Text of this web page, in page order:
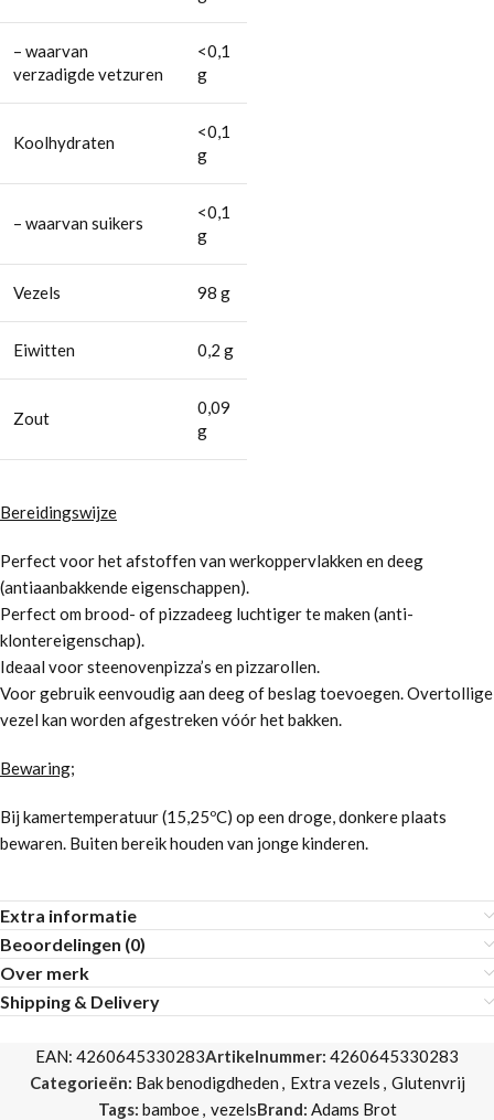
– waarvan
verzadigde vetzuren
<0,1
g
Koolhydraten
<0,1
g
– waarvan suikers
<0,1
g
Vezels 98 g
Eiwitten 0,2 g
Zout
0,09
g
Bereidingswijze
Perfect voor het afstoffen van werkoppervlakken en deeg
(antiaanbakkende eigenschappen).
Perfect om brood- of pizzadeeg luchtiger te maken (anti-
klontereigenschap).
Ideaal voor steenovenpizza’s en pizzarollen.
Voor gebruik eenvoudig aan deeg of beslag toevoegen. Overtollige
vezel kan worden afgestreken vóór het bakken.
Bewaring;
Bij kamertemperatuur (15,25ºC) op een droge, donkere plaats
bewaren. Buiten bereik houden van jonge kinderen.
Extra informatie
Beoordelingen (0)
Over merk
Shipping & Delivery
EAN: 4260645330283Artikelnummer: 4260645330283
Categorieën: Bak benodigdheden , Extra vezels , Glutenvrij
Tags: bamboe, vezelsBrand: Adams Brot